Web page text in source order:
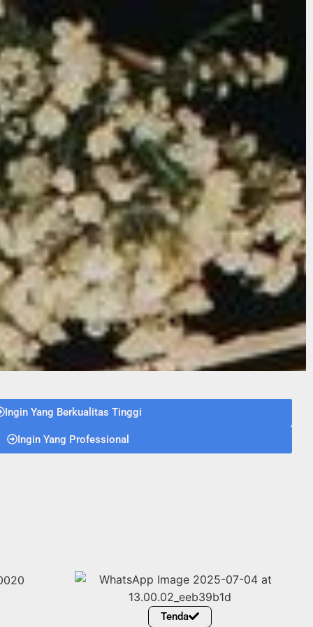
Ingin Yang Berkualitas Tinggi
Ingin Yang Professional
Tenda